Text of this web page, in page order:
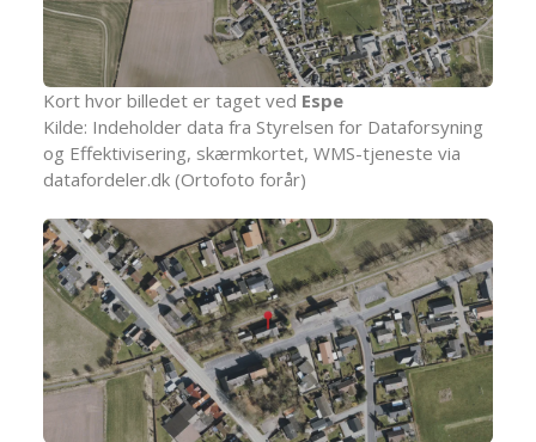
Kort hvor billedet er taget ved Espe
Kilde: Indeholder data fra Styrelsen for Dataforsyning
og Effektivisering, skærmkortet, WMS-tjeneste via
datafordeler.dk (Ortofoto forår)